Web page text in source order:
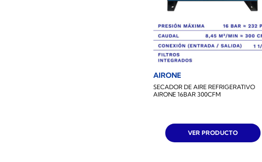
AIRONE
SECADOR DE AIRE REFRIGERATIVO
AIRONE 16BAR 300CFM
VER PRODUCTO